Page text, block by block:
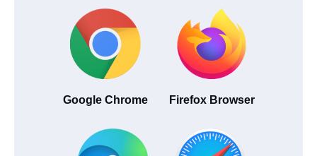
Google Chrome Firefox Browser